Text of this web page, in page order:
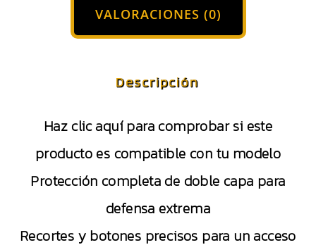
VALORACIONES (0)
Descripción
Haz clic aquí para comprobar si este
producto es compatible con tu modelo
Protección completa de doble capa para
defensa extrema
Recortes y botones precisos para un acceso